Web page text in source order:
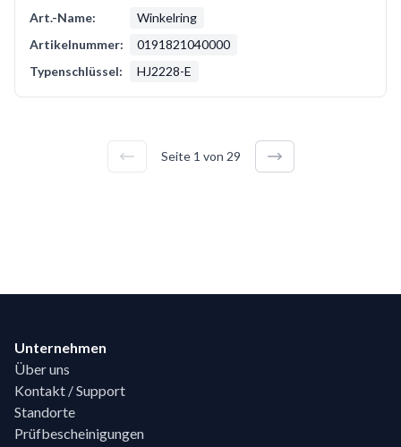
Art.-Name:
Winkelring
Artikelnummer:
0191821040000
Typenschlüssel:
HJ2228-E
Seite 1 von 29
Unternehmen
Über uns
Kontakt / Support
Standorte
Prüfbescheinigungen